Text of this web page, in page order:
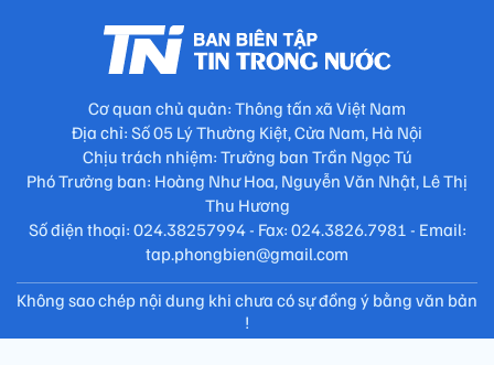
Cơ quan chủ quản: Thông tấn xã Việt Nam
Địa chỉ: Số 05 Lý Thường Kiệt, Cửa Nam, Hà Nội
Chịu trách nhiệm: Trưởng ban Trần Ngọc Tú
Phó Trưởng ban: Hoàng Như Hoa, Nguyễn Văn Nhật, Lê Thị
Thu Hương
Số điện thoại: 024.38257994 - Fax: 024.3826.7981 - Email:
tap.phongbien@gmail.com
Không sao chép nội dung khi chưa có sự đồng ý bằng văn bản
!